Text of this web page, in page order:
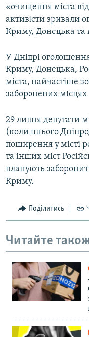
«очищення міста
активісти зривали
Криму, Донецька та
У Дніпрі
Криму, Донецька,
міста, найчастіше
заборонених місцях
29 липня депутати
(колишнього
поширення у місті
та інших міст
планують
Криму.
Поділитись
Читайте